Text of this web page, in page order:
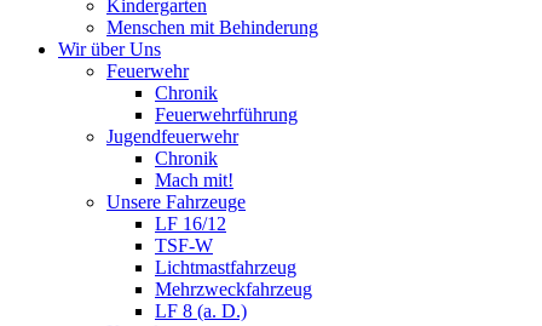
Kindergarten
Menschen mit Behinderung
Wir über Uns
Feuerwehr
Chronik
Feuerwehrführung
Jugendfeuerwehr
Chronik
Mach mit!
Unsere Fahrzeuge
LF 16/12
TSF-W
Lichtmastfahrzeug
Mehrzweckfahrzeug
LF 8 (a. D.)